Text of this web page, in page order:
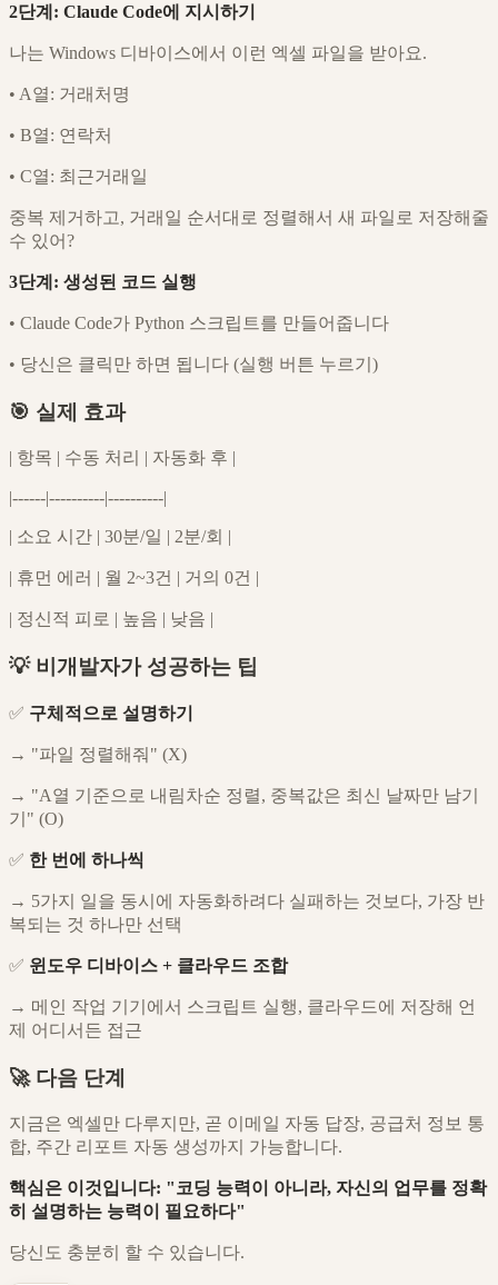
2단계: Claude Code에 지시하기
나는 Windows 디바이스에서 이런 엑셀 파일을 받아요.
• A열: 거래처명
• B열: 연락처
• C열: 최근거래일
중복 제거하고, 거래일 순서대로 정렬해서 새 파일로 저장해줄
수 있어?
3단계: 생성된 코드 실행
• Claude Code가 Python 스크립트를 만들어줍니다
• 당신은 클릭만 하면 됩니다 (실행 버튼 누르기)
🎯 실제 효과
| 항목 | 수동 처리 | 자동화 후 |
|------|----------|----------|
| 소요 시간 | 30분/일 | 2분/회 |
| 휴먼 에러 | 월 2~3건 | 거의 0건 |
| 정신적 피로 | 높음 | 낮음 |
💡 비개발자가 성공하는 팁
✅ 구체적으로 설명하기
→ "파일 정렬해줘" (X)
→ "A열 기준으로 내림차순 정렬, 중복값은 최신 날짜만 남기
기" (O)
✅ 한 번에 하나씩
→ 5가지 일을 동시에 자동화하려다 실패하는 것보다, 가장 반
복되는 것 하나만 선택
✅ 윈도우 디바이스 + 클라우드 조합
→ 메인 작업 기기에서 스크립트 실행, 클라우드에 저장해 언
제 어디서든 접근
🚀 다음 단계
지금은 엑셀만 다루지만, 곧 이메일 자동 답장, 공급처 정보 통
합, 주간 리포트 자동 생성까지 가능합니다.
핵심은 이것입니다: "코딩 능력이 아니라, 자신의 업무를 정확
히 설명하는 능력이 필요하다"
당신도 충분히 할 수 있습니다.